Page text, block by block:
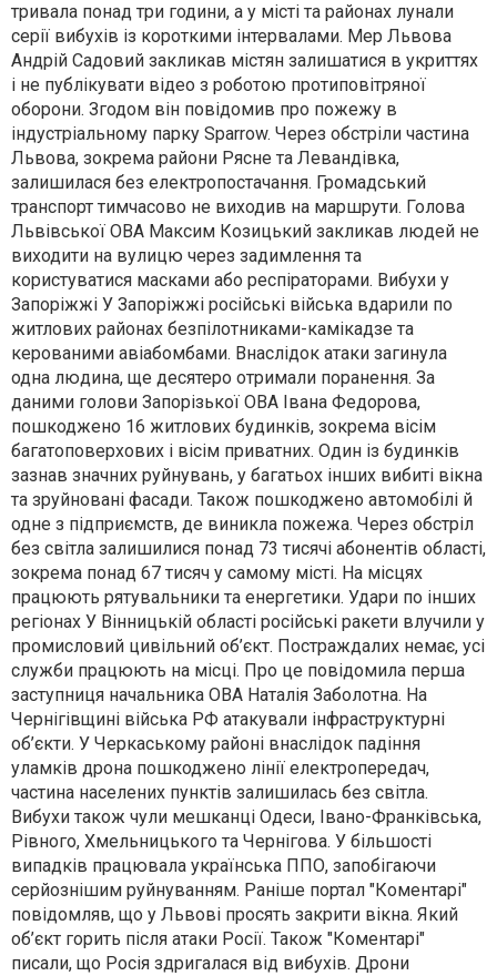
тривала понад три години, а у місті та районах лунали
серії вибухів із короткими інтервалами. Мер Львова
Андрій Садовий закликав містян залишатися в укриттях
і не публікувати відео з роботою протиповітряної
оборони. Згодом він повідомив про пожежу в
індустріальному парку Sparrow. Через обстріли частина
Львова, зокрема райони Рясне та Левандівка,
залишилася без електропостачання. Громадський
транспорт тимчасово не виходив на маршрути. Голова
Львівської ОВА Максим Козицький закликав людей не
виходити на вулицю через задимлення та
користуватися масками або респіраторами. Вибухи у
Запоріжжі У Запоріжжі російські війська вдарили по
житлових районах безпілотниками-камікадзе та
керованими авіабомбами. Внаслідок атаки загинула
одна людина, ще десятеро отримали поранення. За
даними голови Запорізької ОВА Івана Федорова,
пошкоджено 16 житлових будинків, зокрема вісім
багатоповерхових і вісім приватних. Один із будинків
зазнав значних руйнувань, у багатьох інших вибиті вікна
та зруйновані фасади. Також пошкоджено автомобілі й
одне з підприємств, де виникла пожежа. Через обстріл
без світла залишилися понад 73 тисячі абонентів області,
зокрема понад 67 тисяч у самому місті. На місцях
працюють рятувальники та енергетики. Удари по інших
регіонах У Вінницькій області російські ракети влучили у
промисловий цивільний об’єкт. Постраждалих немає, усі
служби працюють на місці. Про це повідомила перша
заступниця начальника ОВА Наталія Заболотна. На
Чернігівщині війська РФ атакували інфраструктурні
об’єкти. У Черкаському районі внаслідок падіння
уламків дрона пошкоджено лінії електропередач,
частина населених пунктів залишилась без світла.
Вибухи також чули мешканці Одеси, Івано-Франківська,
Рівного, Хмельницького та Чернігова. У більшості
випадків працювала українська ППО, запобігаючи
серйознішим руйнуванням. Раніше портал "Коментарі"
повідомляв, що у Львові просять закрити вікна. Який
об’єкт горить після атаки Росії. Також "Коментарі"
писали, що Росія здригалася від вибухів. Дрони